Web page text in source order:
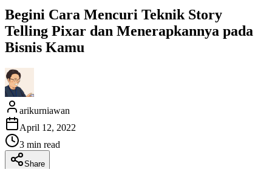
Begini Cara Mencuri Teknik Story
Telling Pixar dan Menerapkannya pada
Bisnis Kamu
arikurniawan
April 12, 2022
3 min read
Share